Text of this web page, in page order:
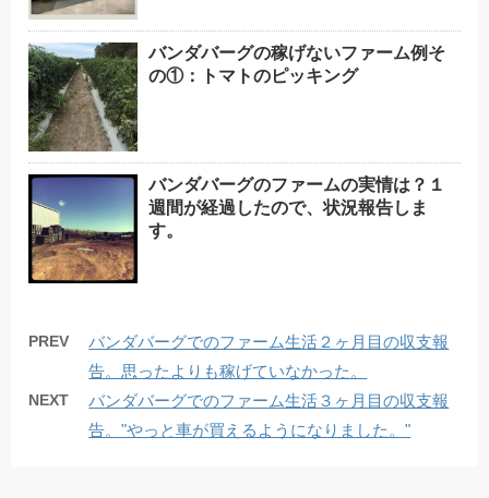
バンダバーグの稼げないファーム例そ
の①：トマトのピッキング
バンダバーグのファームの実情は？１
週間が経過したので、状況報告しま
す。
PREV
バンダバーグでのファーム生活２ヶ月目の収支報
告。思ったよりも稼げていなかった。
NEXT
バンダバーグでのファーム生活３ヶ月目の収支報
告。"やっと車が買えるようになりました。"